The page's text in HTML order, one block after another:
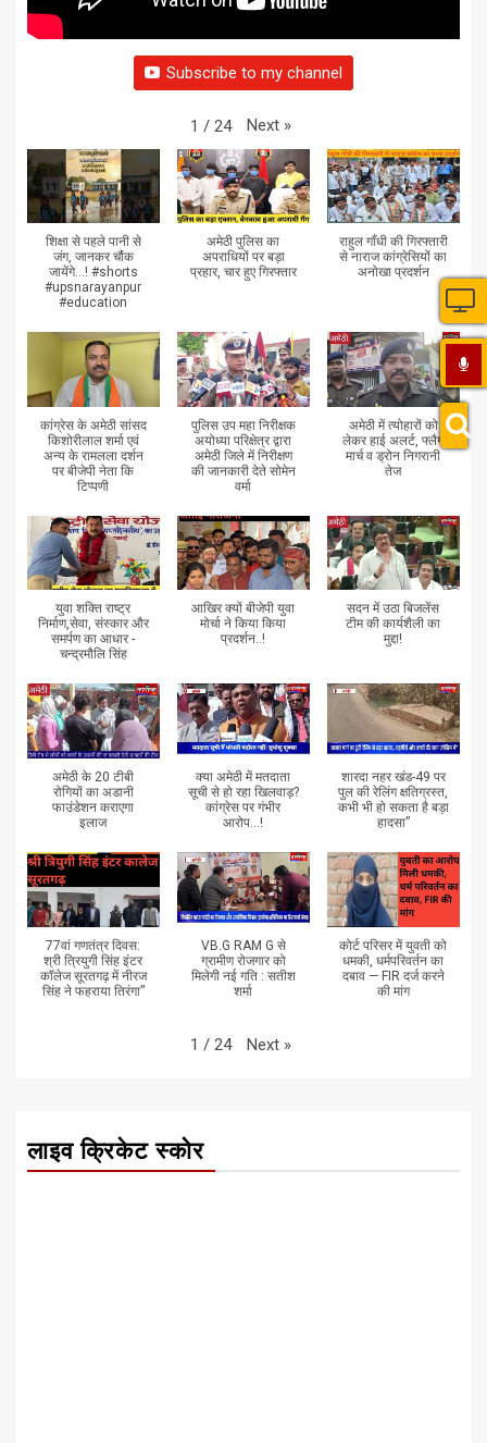
Subscribe to my channel
1 / 24 Next »
शिक्षा से पहले पानी से
जंग, जानकर चौंक
जायेंगे...! #shorts
#upsnarayanpur
#education
अमेठी पुलिस का
अपराधियों पर बड़ा
प्रहार, चार हुए गिरफ्तार
राहुल गाँधी की गिरफ्तारी
से नाराज कांग्रेसियों का
अनोखा प्रदर्शन
कांग्रेस के अमेठी सांसद
किशोरीलाल शर्मा एवं
अन्य के रामलला दर्शन
पर बीजेपी नेता कि
टिप्पणी
पुलिस उप महा निरीक्षक
अयोध्या परिक्षेत्र द्वारा
अमेठी जिले में निरीक्षण
की जानकारी देते सोमेन
वर्मा
अमेठी में त्योहारों को
लेकर हाई अलर्ट, फ्लैग
मार्च व ड्रोन निगरानी
तेज
युवा शक्ति राष्ट्र
निर्माण,सेवा, संस्कार और
समर्पण का आधार -
चन्द्रमौलि सिंह
आखिर क्यों बीजेपी युवा
मोर्चा ने किया किया
प्रदर्शन..!
सदन में उठा बिजलेंस
टीम की कार्यशैली का
मुद्दा!
अमेठी के 20 टीबी
रोगियों का अडानी
फाउंडेशन कराएगा
इलाज
क्या अमेठी में मतदाता
सूची से हो रहा खिलवाड़?
कांग्रेस पर गंभीर
आरोप...!
शारदा नहर खंड-49 पर
पुल की रेलिंग क्षतिग्रस्त,
कभी भी हो सकता है बड़ा
हादसा”
77वां गणतंत्र दिवस:
श्री त्रियुगी सिंह इंटर
कॉलेज सूरतगढ़ में नीरज
सिंह ने फहराया तिरंगा”
VB.G RAM G से
ग्रामीण रोजगार को
मिलेगी नई गति : सतीश
शर्मा
कोर्ट परिसर में युवती को
धमकी, धर्मपरिवर्तन का
दबाव — FIR दर्ज करने
की मांग
1 / 24 Next »
लाइव क्रिकेट स्कोर